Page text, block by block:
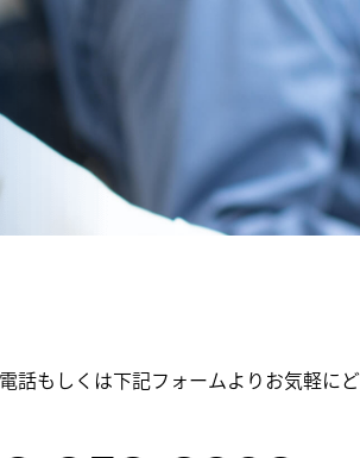
話もしくは下記フォームよりお気軽に